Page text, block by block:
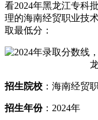
看2024年黑龙江专科
理的海南经贸职业技
取最低分：
招生院校 ：海南经贸
招生年份：2024年